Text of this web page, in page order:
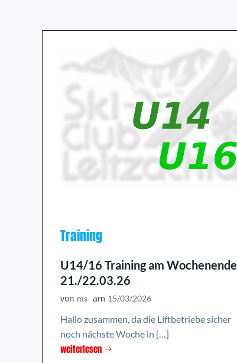
Training
U14/16 Training am Wochenende
21./22.03.26
von ms am 15/03/2026
Hallo zusammen, da die Liftbetriebe sicher
noch nächste Woche in […]
weiterlesen